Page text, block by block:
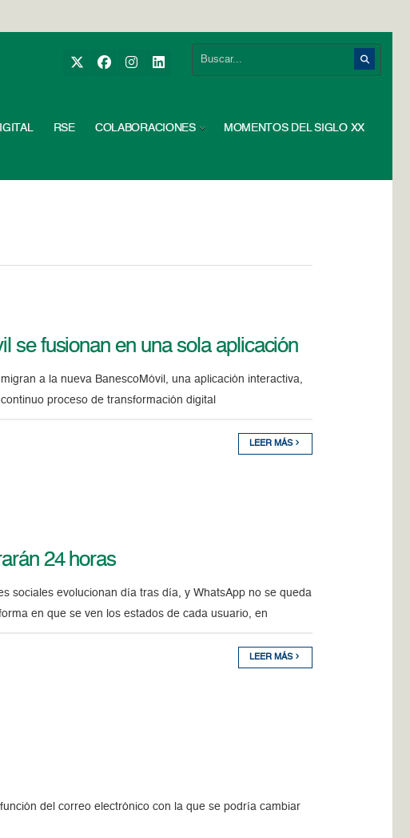
RSE COLABORACIONES MOMENTOS DEL SIGLO XX
se fusionan en una sola aplicación
a la nueva BanescoMóvil, una aplicación interactiva,
proceso de transformación digital
LEER MÁS
24 horas
sociales evolucionan día tras día, y WhatsApp no se queda
en que se ven los estados de cada usuario, en
LEER MÁS
del correo electrónico con la que se podría cambiar